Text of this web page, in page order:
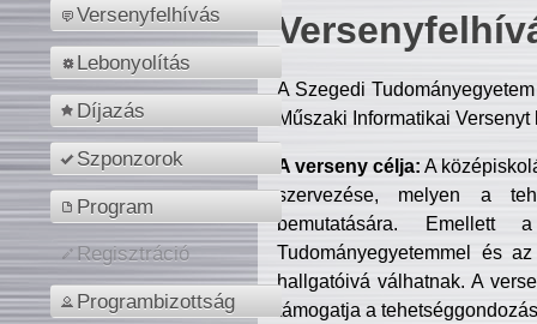
Versenyfelhívás
Lebonyolítás
Díjazás
Szponzorok
Program
Regisztráció
Programbizottság
A Szegedi
Műszaki Informatikai
A verseny célja: A
szervezése, melyen a
bemutatására. Emellett
Tudományegyetemmel és
hallgatóivá válhatnak. A
támogatja a